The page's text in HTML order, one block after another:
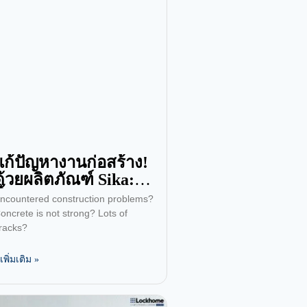
ก้ปัญหางานก่อสร้าง!
วยผลิตภัณฑ์ Sika:
ำยาประสาน
อนกรีต, กาวกันซึม,
ยาแนว
construction problems?
is not strong? Lots of
พิ่มเติม »